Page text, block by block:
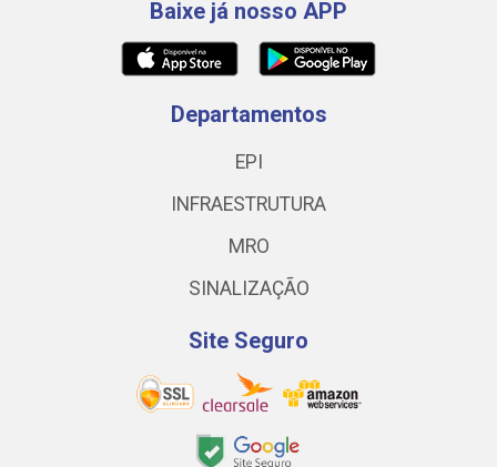
Baixe já nosso APP
Departamentos
EPI
INFRAESTRUTURA
MRO
SINALIZAÇÃO
Site Seguro